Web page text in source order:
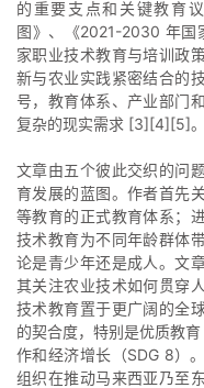
的重要支点和关键教育
图》、《2021-2030 年国
家职业技术教育与培训政
新与农业实践紧密结合的
号，教育体系、产业部门
复杂的现实需求 [3][4][5]。
文章由五个彼此交织的问
育发展的蓝图。作者首先
等教育的正式教育体系；
技术教育为不同年龄群体
论是青少年还是成人。文
其关注农业技术如何贯穿
技术教育置于更广阔的全
的契合度，特别是优质教
作和经济增长（SDG 8）
组织在推动马来西亚乃至